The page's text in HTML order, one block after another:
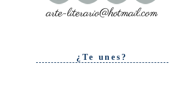
¿Te unes?